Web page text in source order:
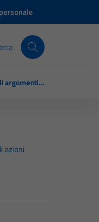
argomenti...
azioni